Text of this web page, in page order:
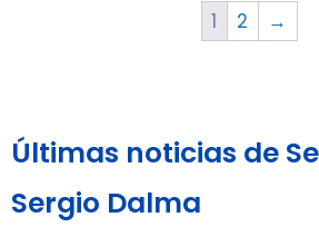
1 2 →
Últimas noticias de
Sergio Dalma